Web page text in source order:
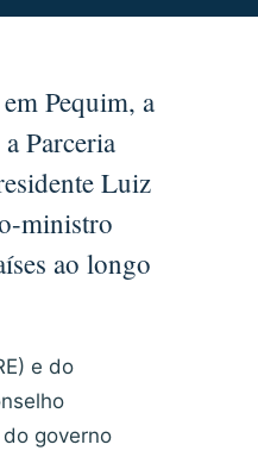
Pequim, a
Parceria
Luiz
ministro
ao longo
e do
governo